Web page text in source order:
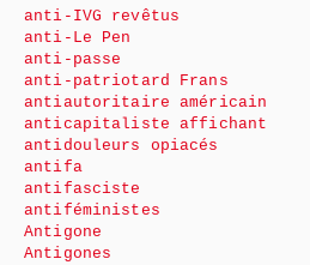
anti-IVG revêtus
anti-Le Pen
anti-passe
anti-patriotard Frans
antiautoritaire américain
anticapitaliste affichant
antidouleurs opiacés
antifa
antifasciste
antiféministes
Antigone
Antigones